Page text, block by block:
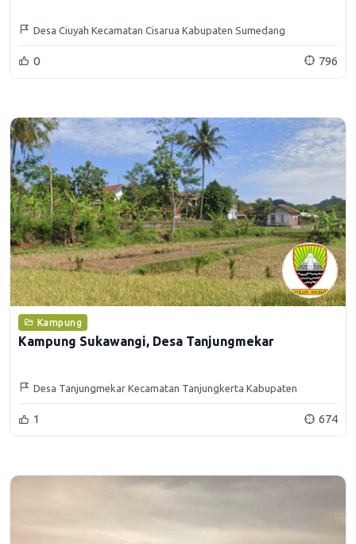
Desa Ciuyah Kecamatan Cisarua Kabupaten Sumedang
0 796
Kampung
Kampung Sukawangi, Desa Tanjungmekar
Desa Tanjungmekar Kecamatan Tanjungkerta Kabupaten
Sumedang
1 674